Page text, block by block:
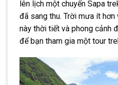
lên lịch một chuyến Sapa
đã sang thu. Trời mưa ít
này thời tiết và phong cảnh
để bạn tham gia một tour